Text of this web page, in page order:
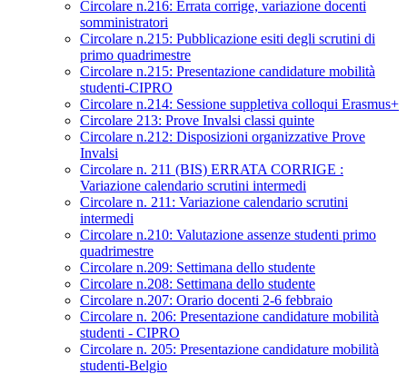
Circolare n.216: Errata corrige, variazione docenti
somministratori
Circolare n.215: Pubblicazione esiti degli scrutini di
primo quadrimestre
Circolare n.215: Presentazione candidature mobilità
studenti-CIPRO
Circolare n.214: Sessione suppletiva colloqui Erasmus+
Circolare 213: Prove Invalsi classi quinte
Circolare n.212: Disposizioni organizzative Prove
Invalsi
Circolare n. 211 (BIS) ERRATA CORRIGE :
Variazione calendario scrutini intermedi
Circolare n. 211: Variazione calendario scrutini
intermedi
Circolare n.210: Valutazione assenze studenti primo
quadrimestre
Circolare n.209: Settimana dello studente
Circolare n.208: Settimana dello studente
Circolare n.207: Orario docenti 2-6 febbraio
Circolare n. 206: Presentazione candidature mobilità
studenti - CIPRO
Circolare n. 205: Presentazione candidature mobilità
studenti-Belgio